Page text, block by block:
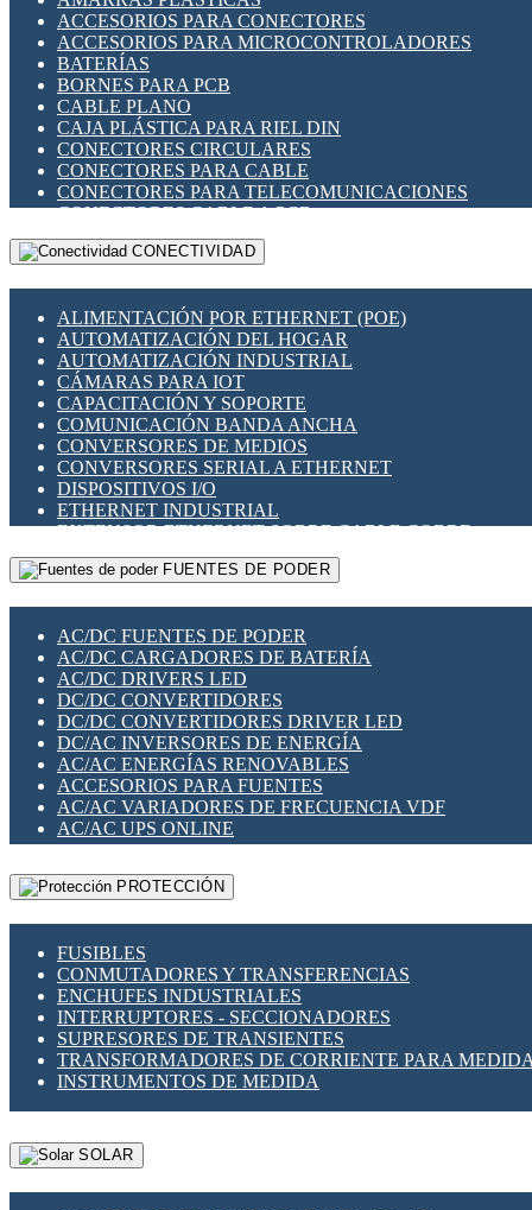
INDICADORES PARA PANEL
INTERFACES DE RELÉ
INTERRUPTORES FIN DE CARRERA
LLAVES CONMUTADORAS
MEDIDORES DE ENERGÍA Y TC'S DE CORRIENTE
MOTORES PASO A PASO
PANTALLAS HMI
PLC -CONTROLADORES LÓGICO PROGRAMABLES
PROGRAMADORES DE HORARIO
RELÉS DE PROTECCIÓN
SENSORES CAPACITIVOS
SENSORES INDUCTIVOS
TEMPORIZADORES
VARIACS
VARIADORES DE FRECUENCIA [VDF]
SECCIONADORES - INTERRUPTORES
MAQUINARIA
ACCESORIOS PARA CONECTORES
ACCESORIOS PARA MICROCONTROLADORES
BATERÍAS
BORNES PARA PCB
CABLE PLANO
CAJA PLÁSTICA PARA RIEL DIN
CONECTORES CIRCULARES
CONECTORES PARA CABLE
CONECTORES PARA TELECOMUNICACIONES
CONECTORES CABLE A PCB
CONECTORES PCB A CABLE
DIP SWITCHES
HERRAMIENTAS VARIAS
ILUMINACIÓN LED
INTERRUPTORES REED
INTERFACES DE RELÉ
OTROS RELÉS
PROTECCIÓN TÉRMICA
RELÉS AUTOMOTRICES
RELÉS DE SEÑAL
RELÉS DE ESTADO SÓLIDO SSR
RELÉS INDUSTRIALES
RELÉS MINIATURA DE POTENCIA
SENSORES MAGNÉTICOS
SWITCH Y MICROSWITCH
TARJETAS PI
UNIÓN Y DERIVACIÓN DE CABLE
CONECTIVIDAD
ALIMENTACIÓN POR ETHERNET (POE)
AUTOMATIZACIÓN DEL HOGAR
AUTOMATIZACIÓN INDUSTRIAL
CÁMARAS PARA IOT
CAPACITACIÓN Y SOPORTE
COMUNICACIÓN BANDA ANCHA
CONVERSORES DE MEDIOS
CONVERSORES SERIAL A ETHERNET
DISPOSITIVOS I/O
ETHERNET INDUSTRIAL
EXTENSOR ETHERNET SOBRE CABLE COBRE
GATEWAY LORAWAN
GESTIÓN DE REDES
PLACAS MODULARES IOT
SWITCHES Y REDES WIFI
SOLUCIONES IOT
SOLUCIONES LORAWAN
SOLUCIONES RED CELULAR
SEGURIDAD PARA REDES
SWITCHES LAN
TELEFONÍA IP (VOIP)
VIGILANCIA IP (CCTV)
MESHTASTIC
FUENTES DE PODER
AC/DC FUENTES DE PODER
AC/DC CARGADORES DE BATERÍA
AC/DC DRIVERS LED
DC/DC CONVERTIDORES
DC/DC CONVERTIDORES DRIVER LED
DC/AC INVERSORES DE ENERGÍA
AC/AC ENERGÍAS RENOVABLES
ACCESORIOS PARA FUENTES
AC/AC VARIADORES DE FRECUENCIA VDF
AC/AC UPS ONLINE
PROTECCIÓN
FUSIBLES
CONMUTADORES Y TRANSFERENCIAS
ENCHUFES INDUSTRIALES
INTERRUPTORES - SECCIONADORES
SUPRESORES DE TRANSIENTES
TRANSFORMADORES DE CORRIENTE PARA
INSTRUMENTOS DE MEDIDA
SOLAR